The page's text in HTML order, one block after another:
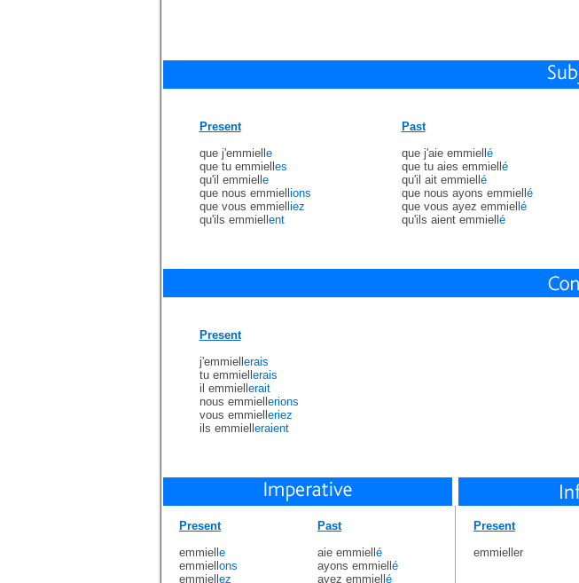
Present
que j'emmiell e
que tu emmiell es
qu'il emmiell e
que nous emmiell ions
que vous emmiell iez
qu'ils emmiell ent
Past
que j'aie emmiell é
que tu aies emmiell é
qu'il ait emmiell é
que nous ayons emmiell é
que vous ayez emmiell é
qu'ils aient emmiell é
Present
j'emmiell erais
tu emmiell erais
il emmiell erait
nous emmiell erions
vous emmiell eriez
ils emmiell eraient
Present
emmiell e
emmiell ons
emmiell ez
Past
aie emmiell é
ayons emmiell é
ayez emmiell é
Present
emmieller